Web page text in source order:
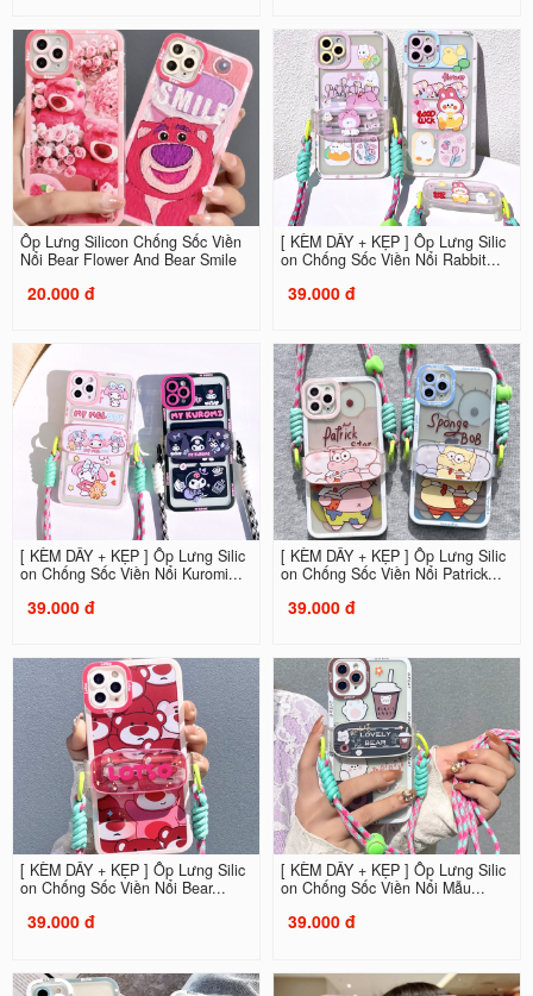
Ốp Lưng Silicon Chống Sốc Viền
Nổi Bear Flower And Bear Smile
20.000 đ
[ KÈM DÂY + KẸP ] Ốp Lưng Silic
on Chống Sốc Viền Nổi Rabbit...
39.000 đ
[ KÈM DÂY + KẸP ] Ốp Lưng Silic
on Chống Sốc Viền Nổi Kuromi...
39.000 đ
[ KÈM DÂY + KẸP ] Ốp Lưng Silic
on Chống Sốc Viền Nổi Patrick...
39.000 đ
[ KÈM DÂY + KẸP ] Ốp Lưng Silic
on Chống Sốc Viền Nổi Bear...
39.000 đ
[ KÈM DÂY + KẸP ] Ốp Lưng Silic
on Chống Sốc Viền Nổi Mẫu...
39.000 đ